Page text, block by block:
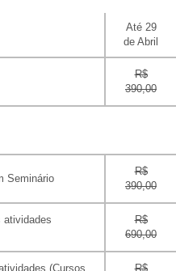
Até 29
de Abril
R$
390,00
Seminário
R$
390,00
atividades
R$
690,00
(Cursos
R$